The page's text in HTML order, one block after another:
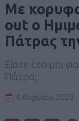
Με
out o
Πάτρας
Είστε έτοιμοι
Πάτρα;
4 Απριλίου 2023